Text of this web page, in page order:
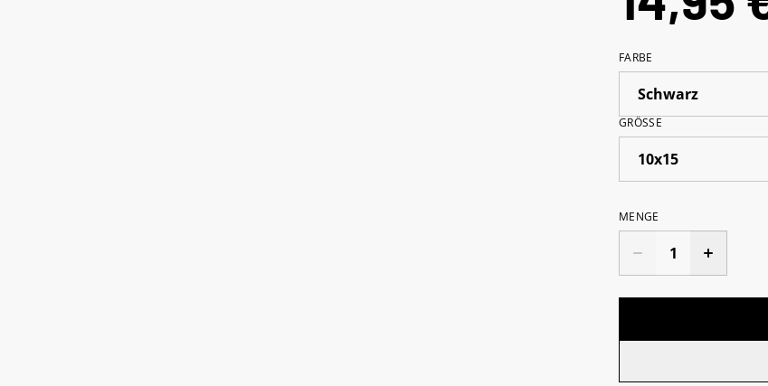
FARBE
GRÖSSE
MENGE